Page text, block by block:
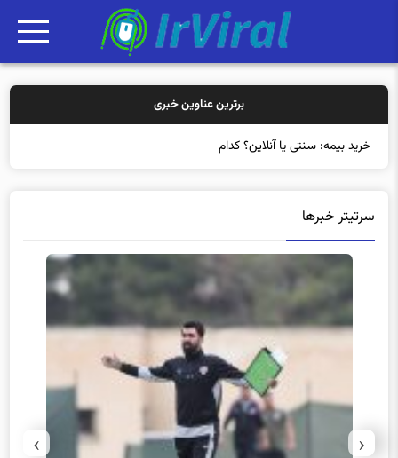
برترین عناوین خبری
خرید بیمه: سنتی یا آنلاین؟ کدامیک تجربه بهتری
سرتیتر خبرها
‹
›